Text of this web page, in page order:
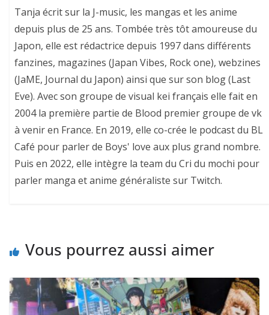
Tanja écrit sur la J-music, les mangas et les anime
depuis plus de 25 ans. Tombée très tôt amoureuse du
Japon, elle est rédactrice depuis 1997 dans différents
fanzines, magazines (Japan Vibes, Rock one), webzines
(JaME, Journal du Japon) ainsi que sur son blog (Last
Eve). Avec son groupe de visual kei français elle fait en
2004 la première partie de Blood premier groupe de vk
à venir en France. En 2019, elle co-crée le podcast du BL
Café pour parler de Boys' love aux plus grand nombre.
Puis en 2022, elle intègre la team du Cri du mochi pour
parler manga et anime généraliste sur Twitch.
Vous pourrez aussi aimer